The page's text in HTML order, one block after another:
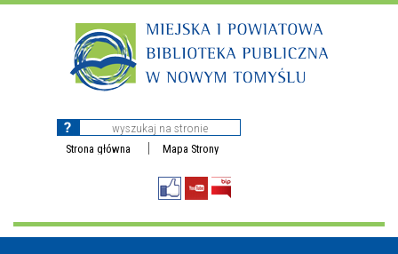
Strona główna Mapa Strony